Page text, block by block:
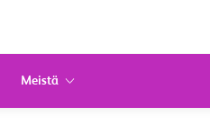
Meistä